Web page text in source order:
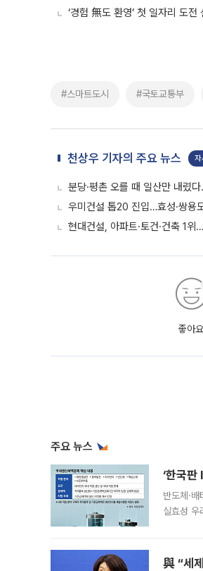
‘경험 無도 환영’ 첫 일자리 도전
#스마트도시 #국토교통부
천상우 기자의 주요 뉴스 자
분당·평촌 오를 때 일산만 내렸
우미건설 톱20 진입…효성·쌍용
현대건설, 아파트·토건·건축 1
좋아요
주요 뉴스
‘한국판
반도체·
실효성 우
與 “세